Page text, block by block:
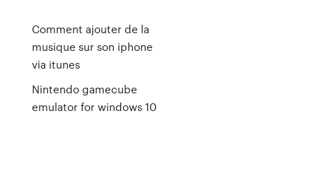
Comment ajouter de la
musique sur son iphone
via itunes
Nintendo gamecube
emulator for windows 10